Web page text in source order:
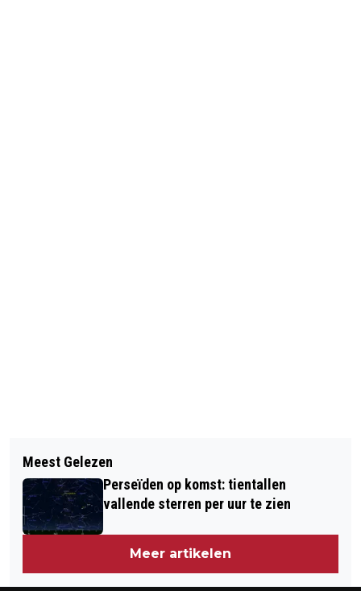
JEMEN BEVRIJDT GEVANGENEN,
DOODT TERRORISTEN
NIEUW VACCIN TEGEN OUDE EN
NIEUWE GRIEPVIRUSSEN IN DE MAAK
Meest Gelezen
Perseïden op komst: tientallen
vallende sterren per uur te zien
Meer artikelen